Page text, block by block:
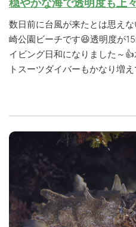
数日前に台風が来たとは思え
崎公園ビーチです😆透明度が
イビング日和になりました～
トスーツダイバーもかなり増